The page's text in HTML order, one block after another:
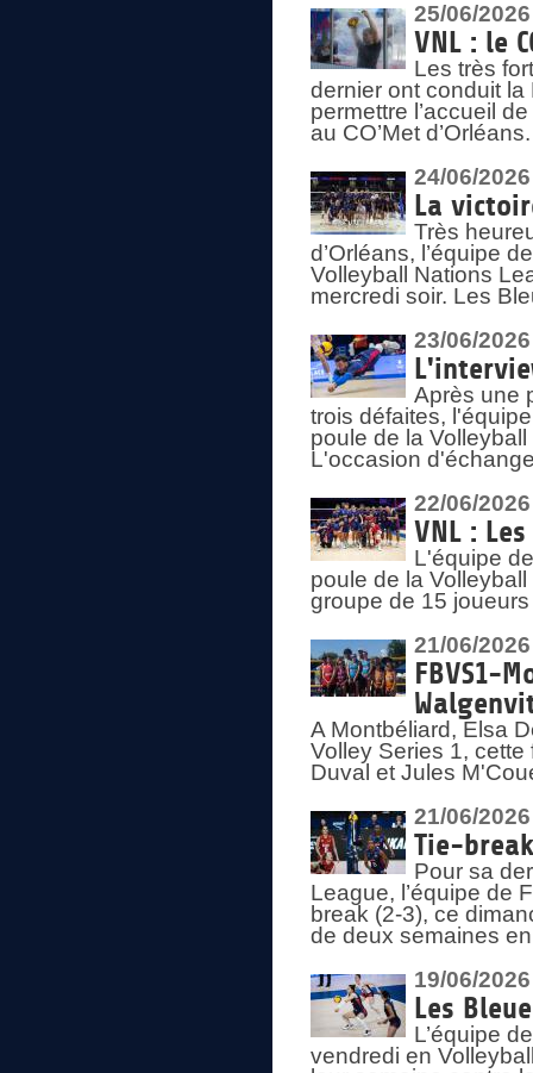
25/06/2026
VNL : le
Les très
dernier ont conduit
permettre l’accueil
au CO’Met d’Orléans.
24/06/2026
La
Très
d’Orléans, l’équipe
Volleyball Nations
mercredi soir. Les
23/06/2026
Après une
trois défaites,
poule de la
L'occasion
22/06/2026
VNL :
L'équipe
poule de la
groupe de 15
21/06/2026
FBVS1-
A Montbéliard, Elsa
Volley Series 1,
Duval et Jules
21/06/2026
Tie-
Pour sa
League, l’équipe de
break (2-3), ce
de deux semaines
19/06/2026
Les
L’équipe
vendredi en